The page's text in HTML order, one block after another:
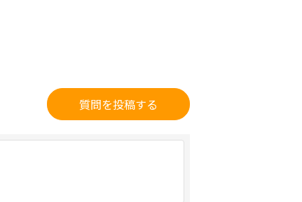
質問を投稿する